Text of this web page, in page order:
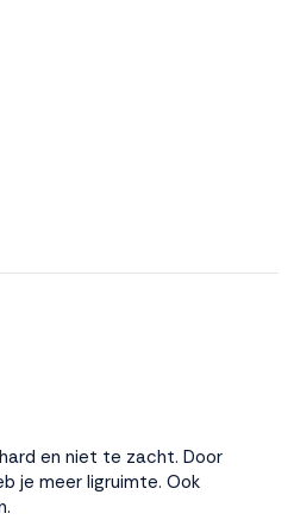
en niet te zacht. Door
je meer ligruimte. Ook